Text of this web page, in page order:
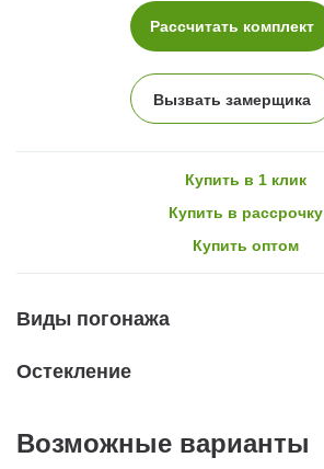
Рассчитать комплект
Вызвать замерщика
Купить в 1 клик
Купить в рассрочку
Купить оптом
Виды погонажа
Остекление
Возможные варианты